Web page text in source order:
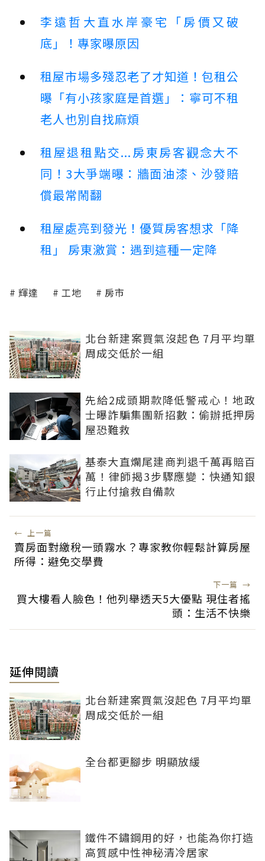
李遠哲大直水岸豪宅「房價又破
底」！專家曝原因
租屋市場多殘忍老了才知道！包租公
曝「有小孩家庭是首選」：寧可不租
老人也別自找麻煩
租屋退租點交...房東房客觀念大不
同！3大爭端曝：牆面油漆、沙發賠
償最常鬧翻
租屋處亮到發光！優質房客想求「降
租」 房東激賞：遇到這種一定降
輝達 工地 房市
北台新建案買氣沒起色 7月平均單
周成交低於一組
先給2成頭期款降低警戒心！地政
士曝詐騙集團新招數：偷辦抵押房
屋恐難救
基泰大直爛尾建商判退千萬再賠百
萬！律師揭3步驟應變：快通知銀
行止付搶救自備款
← 上一篇
賣房面對繳稅一頭霧水？專家教你輕鬆計算房屋
所得：避免交學費
下一篇 →
買大樓看人臉色！他列舉透天5大優點 現住者搖
頭：生活不快樂
延伸閱讀
北台新建案買氣沒起色 7月平均單
周成交低於一組
全台都更腳步 明顯放緩
鐵件不鏽鋼用的好，也能為你打造
高質感中性神秘清冷居家